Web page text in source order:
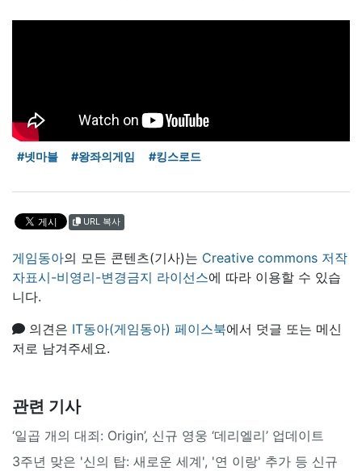
#넷마블 #왕좌의게임 #킹스로드
URL 복사
게임동아의 모든 콘텐츠(기사)는 Creative commons 저작
자표시-비영리-변경금지 라이선스에 따라 이용할 수 있습
니다.
의견은 IT동아(게임동아) 페이스북에서 덧글 또는 메신
저로 남겨주세요.
관련 기사
‘일곱 개의 대죄: Origin’, 신규 영웅 ‘데리엘리’ 업데이트
3주년 맞은 '신의 탑: 새로운 세계', '연 이랑' 추가 등 신규